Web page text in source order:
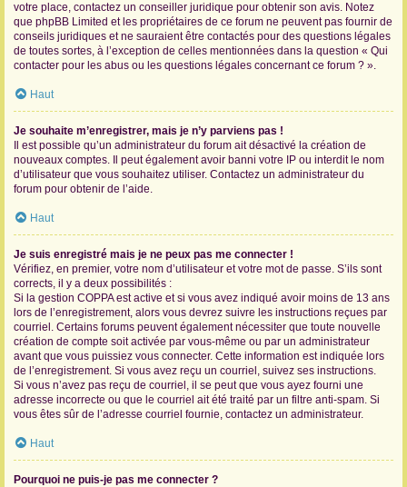
votre place, contactez un conseiller juridique pour obtenir son avis. Notez
que phpBB Limited et les propriétaires de ce forum ne peuvent pas fournir de
conseils juridiques et ne sauraient être contactés pour des questions légales
de toutes sortes, à l’exception de celles mentionnées dans la question « Qui
contacter pour les abus ou les questions légales concernant ce forum ? ».
Haut
Je souhaite m’enregistrer, mais je n’y parviens pas !
Il est possible qu’un administrateur du forum ait désactivé la création de
nouveaux comptes. Il peut également avoir banni votre IP ou interdit le nom
d’utilisateur que vous souhaitez utiliser. Contactez un administrateur du
forum pour obtenir de l’aide.
Haut
Je suis enregistré mais je ne peux pas me connecter !
Vérifiez, en premier, votre nom d’utilisateur et votre mot de passe. S’ils sont
corrects, il y a deux possibilités :
Si la gestion COPPA est active et si vous avez indiqué avoir moins de 13 ans
lors de l’enregistrement, alors vous devrez suivre les instructions reçues par
courriel. Certains forums peuvent également nécessiter que toute nouvelle
création de compte soit activée par vous-même ou par un administrateur
avant que vous puissiez vous connecter. Cette information est indiquée lors
de l’enregistrement. Si vous avez reçu un courriel, suivez ses instructions.
Si vous n’avez pas reçu de courriel, il se peut que vous ayez fourni une
adresse incorrecte ou que le courriel ait été traité par un filtre anti-spam. Si
vous êtes sûr de l’adresse courriel fournie, contactez un administrateur.
Haut
Pourquoi ne puis-je pas me connecter ?